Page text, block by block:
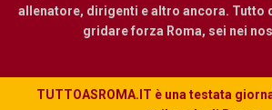
allenatore, dirigenti e altro ancora. Tutto
gridare forza Roma, sei nei
TUTTOASROMA.IT è una testata